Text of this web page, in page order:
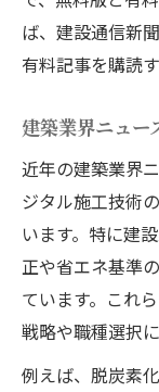
ば、建設通信新
有料記事を購読
建築業界ニュー
近年の建築業界
ジタル施工技術
います。特に建
正や省エネ基準
ています。これ
戦略や職種選択
例えば、脱炭素